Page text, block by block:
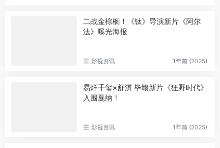
二战金棕榈！《钛》导演新片《阿尔
法》曝光海报
影视资讯 1年前 (2025)
易烊千玺×舒淇 毕赣新片《狂野时代》
入围戛纳！
影视资讯 1年前 (2025)